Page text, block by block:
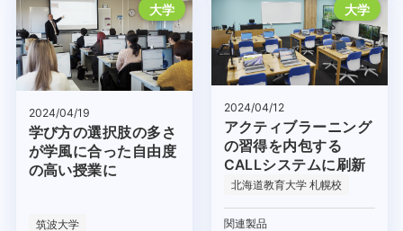
大学
2024/04/19
学び方の選択肢の多さ
が学風に合った自由度
の高い授業に
筑波大学
大学
2024/04/12
アクティブラーニング
の習得を内包する
CALLシステムに刷新
北海道教育大学 札幌校
関連製品